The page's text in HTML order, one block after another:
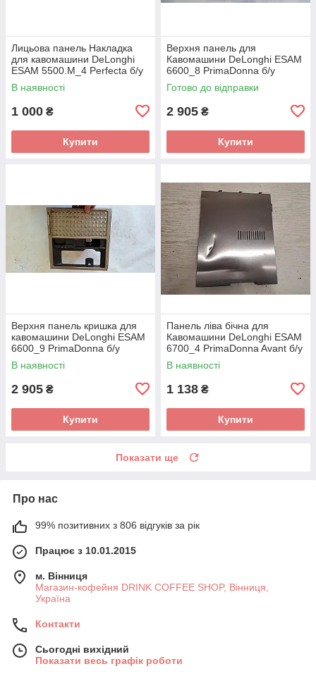
Лицьова панель Накладка
для кавомашини DeLonghi
ESAM 5500.M_4 Perfecta б/у
_дефект
В наявності
1 000 ₴
Купити
Верхня панель для
Кавомашини DeLonghi ESAM
6600_8 PrimaDonna б/у
Готово до відправки
2 905 ₴
Купити
Верхня панель кришка для
кавомашини DeLonghi ESAM
6600_9 PrimaDonna б/у
_дефект
В наявності
2 905 ₴
Купити
Панель ліва бічна для
Кавомашини DeLonghi ESAM
6700_4 PrimaDonna Avant б/у
В наявності
1 138 ₴
Купити
Показати ще
Про нас
99% позитивних з 806 відгуків за рік
Працює з 10.01.2015
м. Вінниця
Магазин-кофейня DRINK COFFEE SHOP, Вінниця,
Україна
Контакти
Сьогодні вихідний
Показати весь графік роботи